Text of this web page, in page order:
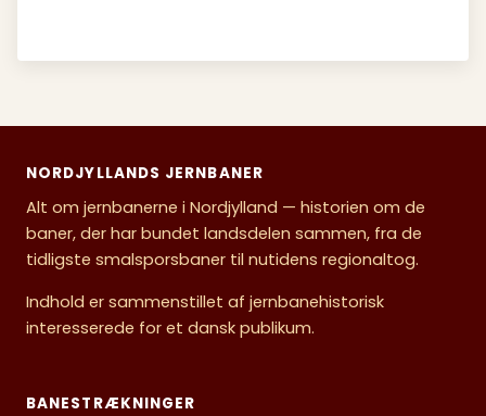
NORDJYLLANDS JERNBANER
Alt om jernbanerne i Nordjylland — historien om de
baner, der har bundet landsdelen sammen, fra de
tidligste smalsporsbaner til nutidens regionaltog.
Indhold er sammenstillet af jernbanehistorisk
interesserede for et dansk publikum.
BANESTRÆKNINGER